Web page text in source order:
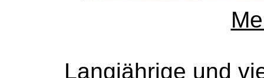
Langjährige und